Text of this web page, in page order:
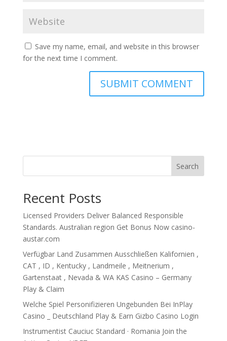
Save my name, email, and website in this browser
for the next time I comment.
Search
Recent Posts
Licensed Providers Deliver Balanced Responsible
Standards. Australian region Get Bonus Now casino-
austar.com
Verfügbar Land Zusammen Ausschließen Kalifornien ,
CAT , ID , Kentucky , Landmeile , Meitnerium ,
Gartenstaat , Nevada & WA KAS Casino – Germany
Play & Claim
Welche Spiel Personifizieren Ungebunden Bei InPlay
Casino _ Deutschland Play & Earn Gizbo Casino Login
Instrumentist Cauciuc Standard · Romania Join the